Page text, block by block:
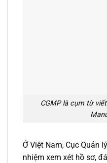
CGMP là cụm từ
Ở Việt Nam, Cục Quản
nhiệm xem xét hồ sơ,